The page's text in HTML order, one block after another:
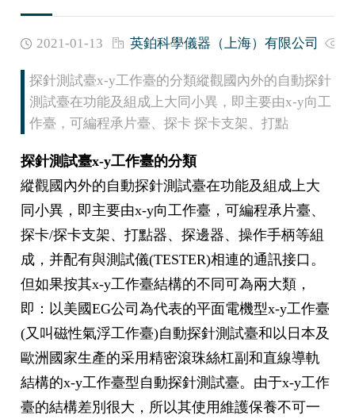
2021-01-13 英鉑科學儀器（上海）有限公司
探針測試臺x-y工作臺的分類縱觀國內外的自動探針
測試臺在功能及組成上大同小異，即主要由x-y向工
作臺，可編程承片臺、探卡 探卡支架、打點
探針測試臺x-y工作臺的分類
縱觀國內外的自動探針測試臺在功能及組成上大
同小異，即主要由x-y向工作臺，可編程承片臺、
探卡/探卡支架、打點器、探邊器、操作手柄等組
成，并配有與測試儀(TESTER)相連的通訊接口。
但如果按其x-y工作臺結構的不同可為兩大類，
即：以美國EG公司為代表的平面電機型x-y工作臺
(又叫磁性氣浮工作臺)自動探針測試臺和以日本及
歐洲國家生產的采用精密滾珠絲杠副和直線導軌
結構的x-y工作臺型自動探針測試臺。由于x-y工作
臺的結構差別很大，所以其使用維護保養不可一